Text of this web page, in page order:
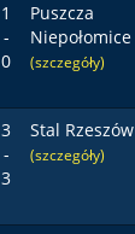
1
-
0
Puszcza
Niepołomice
(szczegóły)
3
-
3
Stal Rzeszów
(szczegóły)